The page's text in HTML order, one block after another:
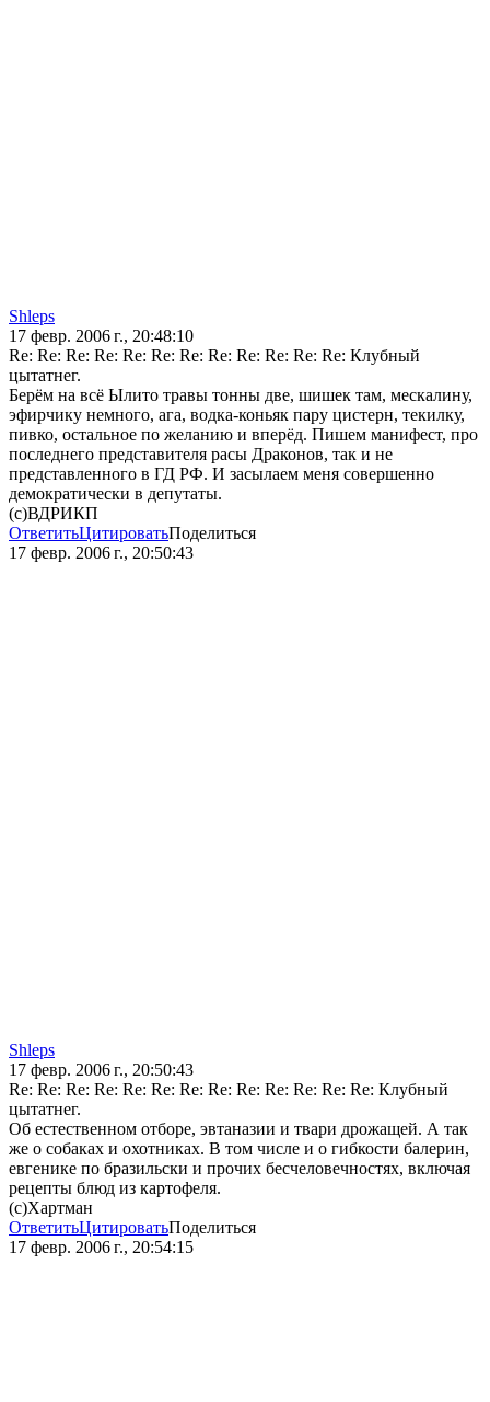
Shleps
17 февр. 2006 г., 20:48:10
Re: Re: Re: Re: Re: Re: Re: Re: Re: Re: Re: Re: Клубный
цытатнег.
Берём на всё Ылито травы тонны две, шишек там, мескалину,
эфирчику немного, ага, водка-коньяк пару цистерн, текилку,
пивко, остальное по желанию и вперёд. Пишем манифест, про
последнего представителя расы Драконов, так и не
представленного в ГД РФ. И засылаем меня совершенно
демократически в депутаты.
(с)ВДРИКП
ОтветитьЦитироватьПоделиться
17 февр. 2006 г., 20:50:43
Shleps
17 февр. 2006 г., 20:50:43
Re: Re: Re: Re: Re: Re: Re: Re: Re: Re: Re: Re: Re: Клубный
цытатнег.
Об естественном отборе, эвтаназии и твари дрожащей. А так
же о собаках и охотниках. В том числе и о гибкости балерин,
евгенике по бразильски и прочих бесчеловечностях, включая
рецепты блюд из картофеля.
(с)Хартман
ОтветитьЦитироватьПоделиться
17 февр. 2006 г., 20:54:15